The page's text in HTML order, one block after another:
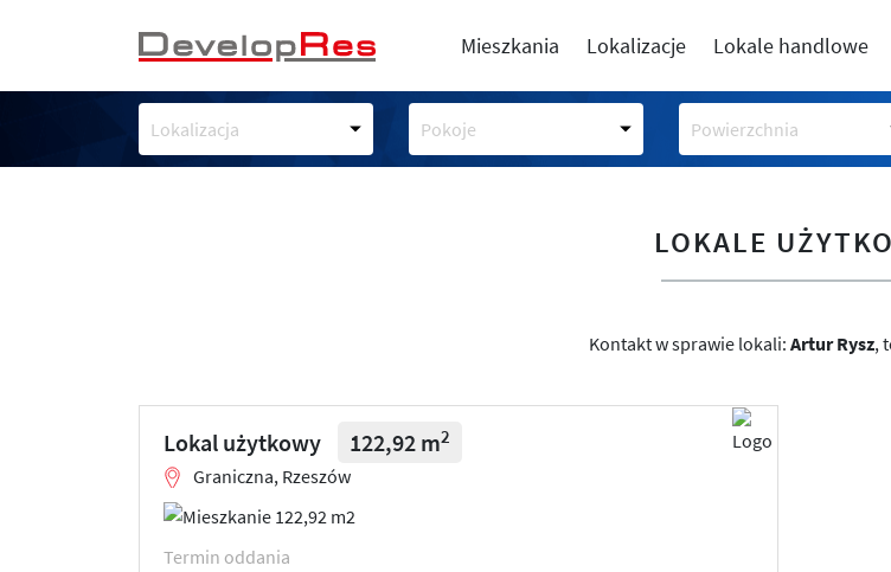
Mieszkania Lokalizacje Lokale handlowe
Lokalizacja Pokoje Powierzchnia
LOKALE
Kontakt w sprawie lokali: Artur Rysz,
Lokal użytkowy 122,92 m2
Graniczna, Rzeszów
Termin oddania